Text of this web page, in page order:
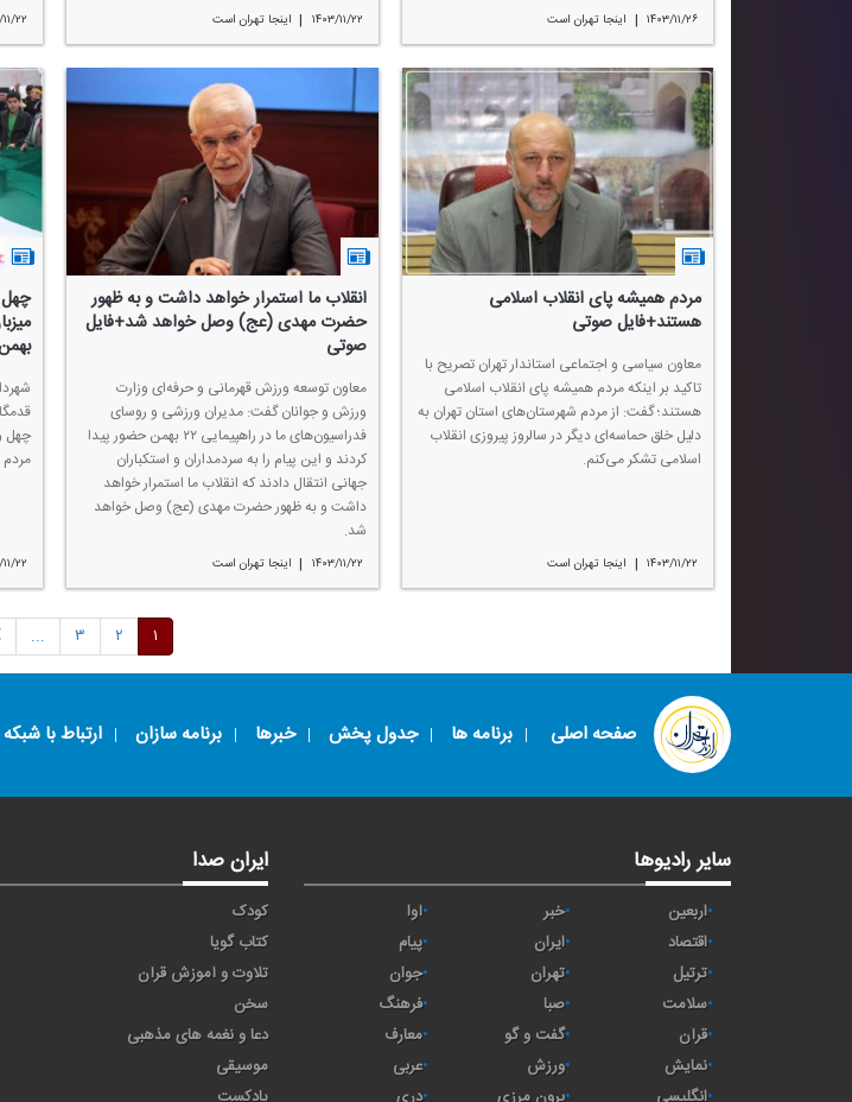
۱۴۰۳/۱۱/۲۶ | اینجا تهران است ۱۴۰۳/۱۱/۲۲ | اینجا تهران است
مردم همیشه پای انقلاب اسلامی
هستند+فایل صوتی
معاون سیاسی و اجتماعی استاندار تهران تصریح با
تاكید بر اینكه مردم همیشه پای انقلاب اسلامی
هستند؛ گفت: از مردم شهرستان‌های استان تهران به
دلیل خلق حماسه‌ای دیگر در سالروز پیروزی انقلاب
اسلامی تشكر می‌كنم.
۱۴۰۳/۱۱/۲۲ | اینجا تهران است
انقلاب ما استمرار خواهد داشت و به ظهور
حضرت مهدی (عج) وصل خواهد شد+فایل
صوتی
معاون توسعه ورزش قهرمانی و حرفه‌ای وزارت
ورزش و جوانان گفت: مدیران ورزشی و روسای
فدراسیون‌های ما در راهپیمایی ۲۲ بهمن حضور پیدا
كردند و این پیام را به سردمداران و استكباران
جهانی انتقال دادند كه انقلاب ما استمرار خواهد
داشت و به ظهور حضرت مهدی (عج) وصل خواهد
شد.
۱۴۰۳/۱۱/۲۲ | اینجا تهران است
مردم
۱ ۲ ۳ ...
صفحه اصلی برنامه ها جدول پخش خبرها برنامه سازان ارتباط با شبکه
سایر رادیوها
اربعین خبر
آوا
اقتصاد
ايران
پیام
ترتیل
تهران
جوان
سلامت
صبا
فرهنگ
قرآن
گفت و گو
معارف
نمایش
ورزش
عربی
انگلیسی
برون مرزی دری
ایران صدا
کودک
کتاب گویا
تلاوت و آموزش قرآن
سخن
دعا و نغمه های مذهبی
موسیقی
پادکست